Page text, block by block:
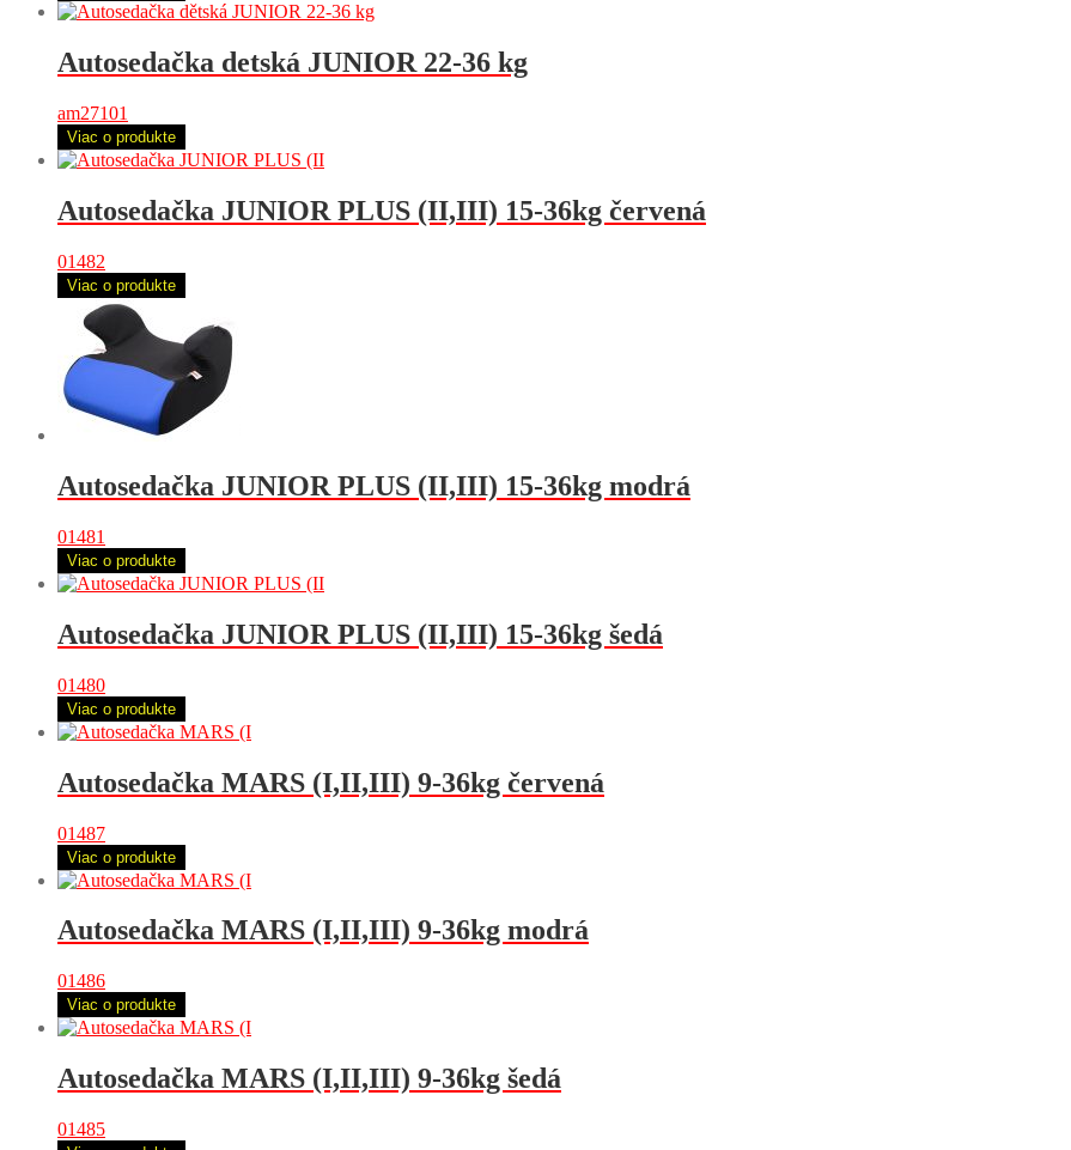
Autosedačka detská JUNIOR 22-36 kg
am27101
Viac o produkte
Autosedačka JUNIOR PLUS (II,III) 15-36kg červená
01482
Viac o produkte
Autosedačka JUNIOR PLUS (II,III) 15-36kg modrá
01481
Viac o produkte
Autosedačka JUNIOR PLUS (II,III) 15-36kg šedá
01480
Viac o produkte
Autosedačka MARS (I,II,III) 9-36kg červená
01487
Viac o produkte
Autosedačka MARS (I,II,III) 9-36kg modrá
01486
Viac o produkte
Autosedačka MARS (I,II,III) 9-36kg šedá
01485